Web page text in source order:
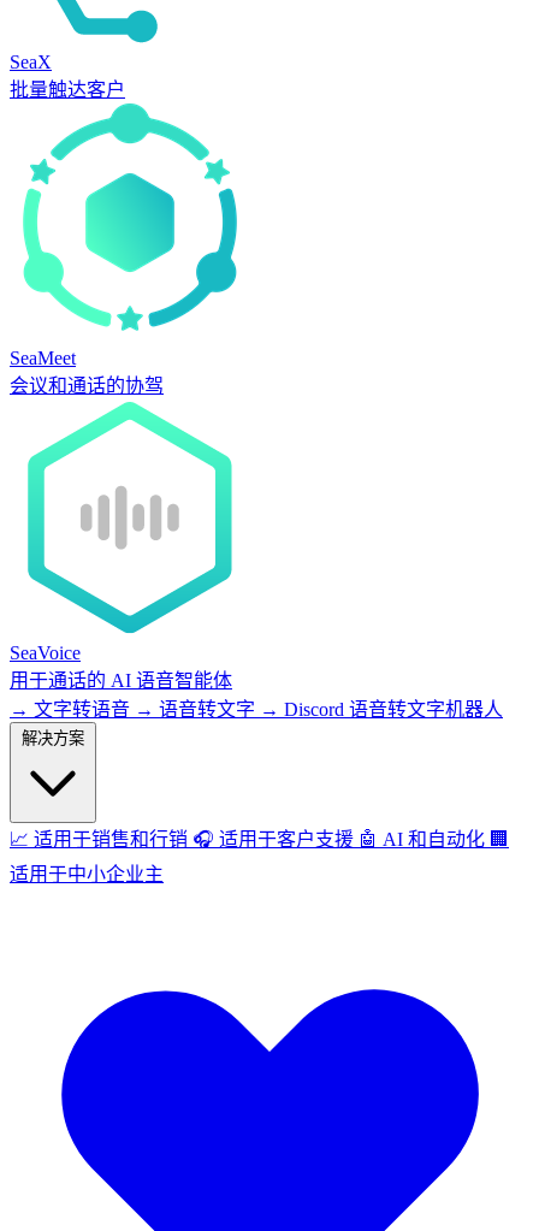
SeaX
批量触达客户
SeaMeet
会议和通话的协驾
SeaVoice
用于通话的 AI 语音智能体
→ 文字转语音 → 语音转文字 → Discord 语音转文字机器人
📈 适用于销售和行销 🎧 适用于客户支援 🤖 AI 和自动化 🏢
适用于中小企业主